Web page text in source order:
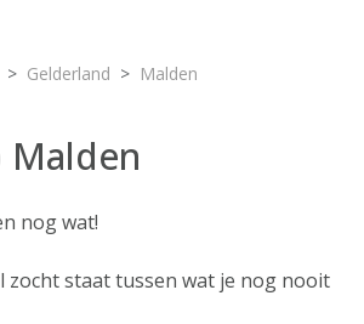
Gelderland Malden
Malden
nog wat!
zocht staat tussen wat je nog nooit